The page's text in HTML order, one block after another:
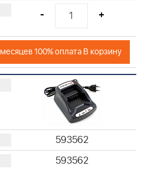
- +
100% оплата В корзину
593562
593562